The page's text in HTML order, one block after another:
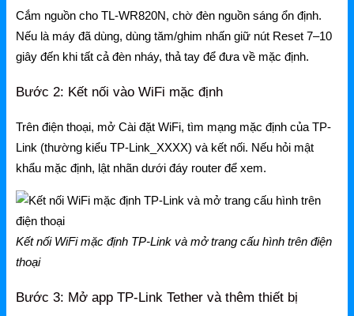
Home Router WiFi
EnGenius
EnGenius Router
EnGenius Switch
EnGenius WiFi
Ruijie Gateway
Cắm nguồn cho TL-WR820N, chờ đèn nguồn sáng ổn định.
Nếu là máy đã dùng, dùng tăm/ghim nhấn giữ nút Reset 7–10
giây đến khi tất cả đèn nháy, thả tay để đưa về mặc định.
Bước 2: Kết nối vào WiFi mặc định
Trên điện thoại, mở Cài đặt WiFi, tìm mạng mặc định của TP-
Link (thường kiểu TP-Link_XXXX) và kết nối. Nếu hỏi mật
khẩu mặc định, lật nhãn dưới đáy router để xem.
Kết nối WiFi mặc định TP-Link và mở trang cấu hình trên điện
thoại
Bước 3: Mở app TP-Link Tether và thêm thiết bị